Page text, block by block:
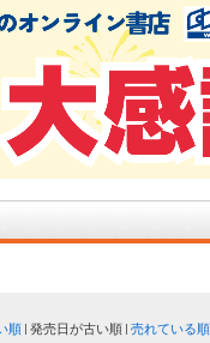
順 発売日が古い順 売れている順